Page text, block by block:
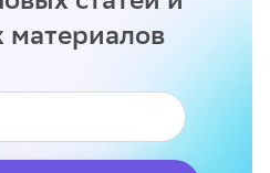
материалов